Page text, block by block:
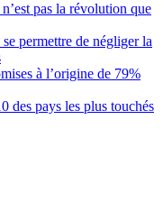
pas la révolution que
permettre de négliger la
à l’origine de 79%
des pays les plus touchés